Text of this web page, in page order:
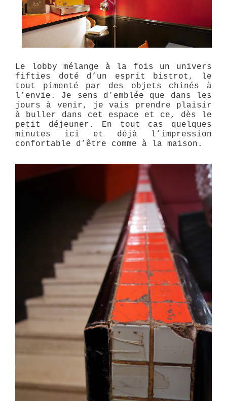
Le lobby mélange à la fois un univers
fifties doté d’un esprit bistrot, le
tout pimenté par des objets chinés à
l’envie. Je sens d’emblée que dans les
jours à venir, je vais prendre plaisir
à buller dans cet espace et ce, dès le
petit déjeuner. En tout cas quelques
minutes ici et déjà l’impression
confortable d’être comme à la maison.